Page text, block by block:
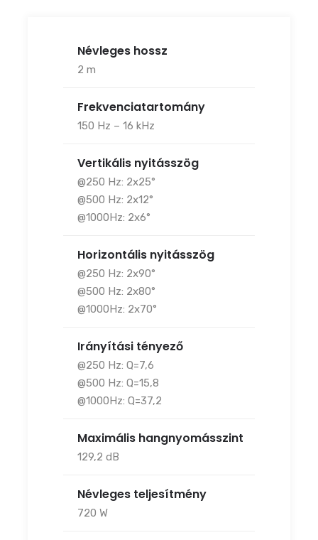
Névleges hossz
2 m
Frekvenciatartomány
150 Hz – 16 kHz
Vertikális nyitásszög
@250 Hz: 2x25°
@500 Hz: 2x12°
@1000Hz: 2x6°
Horizontális nyitásszög
@250 Hz: 2x90°
@500 Hz: 2x80°
@1000Hz: 2x70°
Irányítási tényező
@250 Hz: Q=7,6
@500 Hz: Q=15,8
@1000Hz: Q=37,2
Maximális hangnyomásszint
129,2 dB
Névleges teljesítmény
720 W